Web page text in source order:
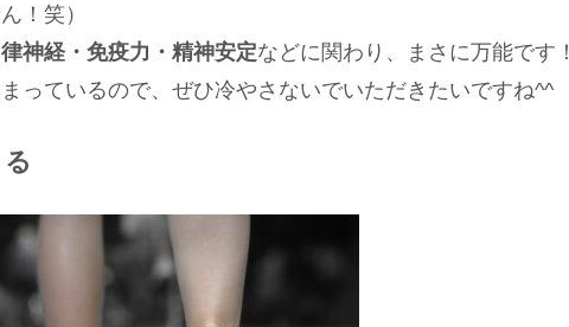
！笑）
神経・免疫力・精神安定などに関わり、まさに万能です！
っているので、ぜひ冷やさないでいただきたいですね^^